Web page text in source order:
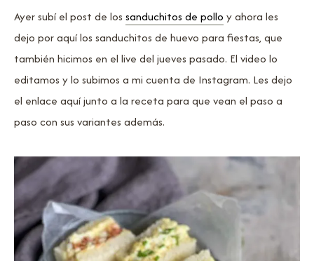
Ayer subí el post de los sanduchitos de pollo y ahora les
dejo por aquí los sanduchitos de huevo para fiestas, que
también hicimos en el live del jueves pasado. El video lo
editamos y lo subimos a mi cuenta de Instagram. Les dejo
el enlace aquí junto a la receta para que vean el paso a
paso con sus variantes además.